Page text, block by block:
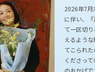
2026年7月
に伴い、
て一区切
えるよう
てこられ
くださっ
のおかげ